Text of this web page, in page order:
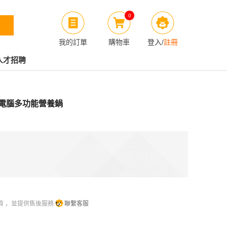
我的訂單
0
購物車 登入/註冊
才招聘
腦多功能營養鍋
，並提供售後服務 聯繫客服